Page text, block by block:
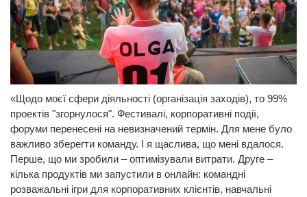
«Щодо моєї сфери діяльності (організація заходів), то 99%
проектів "згорнулося". Фестивалі, корпоративні події,
форуми перенесені на невизначений термін. Для мене було
важливо зберегти команду. І я щаслива, що мені вдалося.
Перше, що ми зробили – оптимізували витрати. Друге –
кілька продуктів ми запустили в онлайн: командні
розважальні ігри для корпоративних клієнтів, навчальні